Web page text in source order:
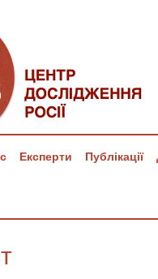
Експерти Публікації